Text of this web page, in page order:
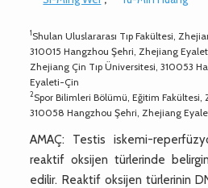
1Shulan Uluslararası Tıp Fakültesi,
310015 Hangzhou Şehri, Zhejiang
Zhejiang Çin Tıp Üniversitesi, 310053
Eyaleti-Çin
2Spor Bilimleri Bölümü, Eğitim Fakültesi,
310058 Hangzhou Şehri, Zhejiang
AMAÇ: Testis iskemi-
reaktif oksijen türlerinde
edilir. Reaktif oksijen türlerinin